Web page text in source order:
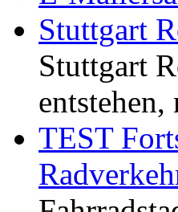
Stuttgart
Stuttgart
TEST